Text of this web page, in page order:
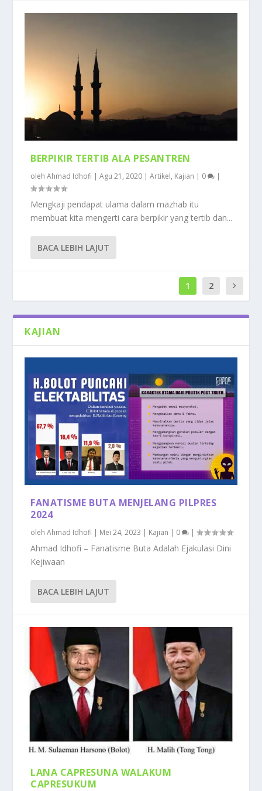
BERPIKIR TERTIB ALA PESANTREN
olehAhmad Idhofi |Agu 21, 2020 |Artikel, Kajian | 0 |
Mengkaji pendapat ulama dalam mazhab itu
membuat kita mengerti cara berpikir yang tertib dan...
BACA LEBIH LAJUT
1 2
KAJIAN
FANATISME BUTA MENJELANG PILPRES
2024
olehAhmad Idhofi | Mei 24, 2023 | Kajian | 0 |
Ahmad Idhofi – Fanatisme Buta Adalah Ejakulasi Dini
Kejiwaan
BACA LEBIH LAJUT
LANA CAPRESUNA WALAKUM
CAPRESUKUM